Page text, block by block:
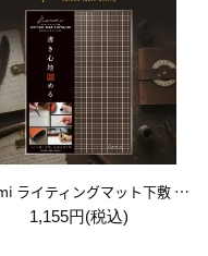
Kiwami ライティングマット下敷 B5+【ブラウン&キャメル】
1,155円(税込)